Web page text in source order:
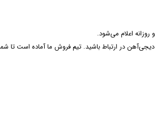
روزانه اعلام می‌شود.
در ارتباط باشید. تیم فروش ما آماده است تا شما